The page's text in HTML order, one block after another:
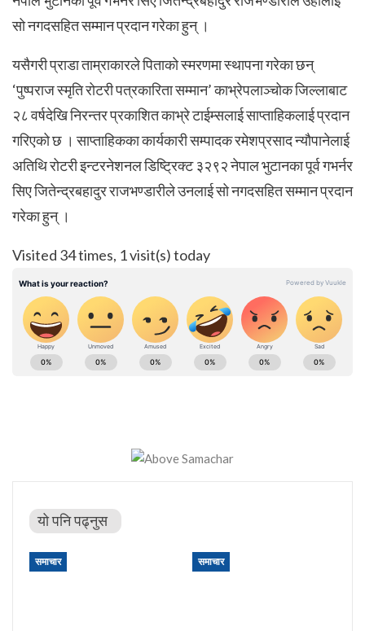
सो नगदसहित सम्मान प्रदान गरेका हुन् ।
यसैगरी प्राडा ताम्राकारले पिताको स्मरणमा स्थापना गरेका छन्
‘पुष्पराज स्मृति रोटरी पत्रकारिता सम्मान’ काभ्रेपलाञ्चोक जिल्लाबाट
२८ वर्षदेखि निरन्तर प्रकाशित काभ्रे टाईम्सलाई साप्ताहिकलाई प्रदान
गरिएको छ । साप्ताहिकका कार्यकारी सम्पादक रमेशप्रसाद न्यौपानेलाई
अतिथि रोटरी इन्टरनेशनल डिष्ट्रिक्ट ३२९२ नेपाल भुटानका पूर्व गभर्नर
सिए जितेन्द्रबहादुर राजभण्डारीले उनलाई सो नगदसहित सम्मान प्रदान
गरेका हुन् ।
Visited 34 times, 1 visit(s) today
यो पनि पढ्नुस
समाचार समाचार